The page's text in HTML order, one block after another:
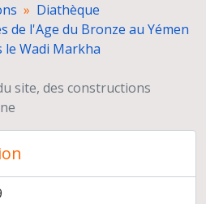
1, structures A, B, C, D
1, structures néolithiques
Irmah (IRM)
Duhur (DHR)
de Harit à Nuqub
ville et monuments
dans le Ramlat as-Sab'atayn et le Wadi Hadramawt
Diathèque
de l'Age du Bronze au Yémen
le Wadi Markha
site, des constructions